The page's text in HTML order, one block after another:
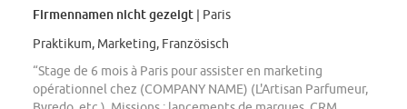
Firmennamen nicht gezeigt | Paris
Praktikum, Marketing, Französisch
“Stage de 6 mois à Paris pour assister en marketing
opérationnel chez (COMPANY NAME) (L'Artisan Parfumeur,